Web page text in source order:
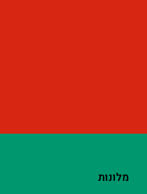
מלונות